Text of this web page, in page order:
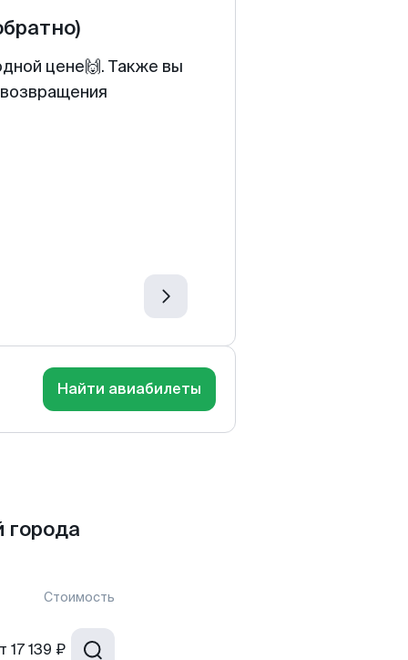
цене🙌. Также вы
Найти авиабилеты
Стоимость
17 139 ₽